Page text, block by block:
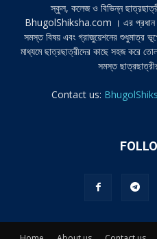
স্কুল, কলেজ ও বিভিন্ন
BhugolShiksha.com । এর প্রধান
সমস্ত বিষয় এবং গ্রাজুয়েশনের শুধুমাত্র
মাধ্যমে ছাত্রছাত্রীদের কাছে সহজ করে
সমস্ত
Contact us: